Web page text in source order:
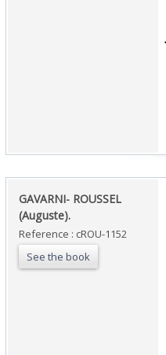
‎GAVARNI- ROUSSEL
(Auguste).‎
Reference : cROU-1152
See the book